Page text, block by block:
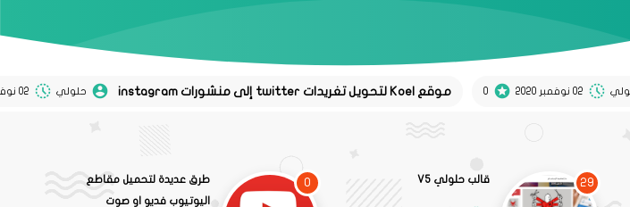
02 نوفمبر 2020 0 موقع Koel لتحويل تغريدات twitter إلى منشورات instagram حلولي 02 نوفمبر 2020
29 قالب حلولي V5 0
طرق عديدة لتحميل مقاطع
اليوتيوب فديو او صوت